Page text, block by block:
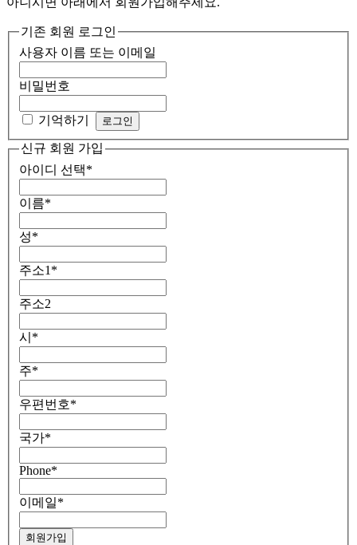
기존 회원 로그인
사용자 이름 또는 이메일
비밀번호
기억하기
신규 회원 가입
아이디 선택*
이름*
성*
주소1 *
주소2
시 *
주*
우편번호*
국가*
Phone*
이메일*